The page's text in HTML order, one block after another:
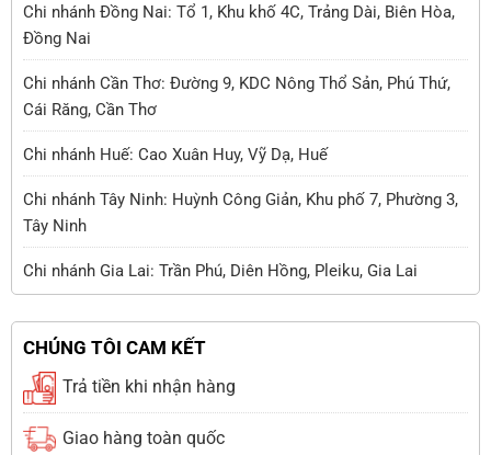
Chi nhánh Đồng Nai: Tổ 1, Khu khố 4C, Trảng Dài, Biên Hòa,
Đồng Nai
Chi nhánh Cần Thơ: Đường 9, KDC Nông Thổ Sản, Phú Thứ,
Cái Răng, Cần Thơ
Chi nhánh Huế: Cao Xuân Huy, Vỹ Dạ, Huế
Chi nhánh Tây Ninh: Huỳnh Công Giản, Khu phố 7, Phường 3,
Tây Ninh
Chi nhánh Gia Lai: Trần Phú, Diên Hồng, Pleiku, Gia Lai
CHÚNG TÔI CAM KẾT
Trả tiền khi nhận hàng
Giao hàng toàn quốc